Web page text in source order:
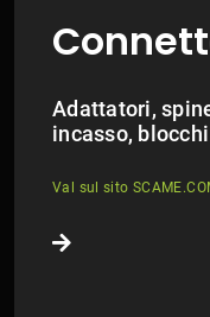
Adattatori,
incasso,
Val sul sito